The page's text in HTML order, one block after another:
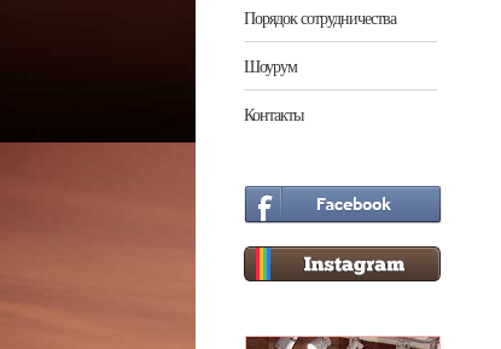
Порядок сотрудничества
Шоурум
Контакты